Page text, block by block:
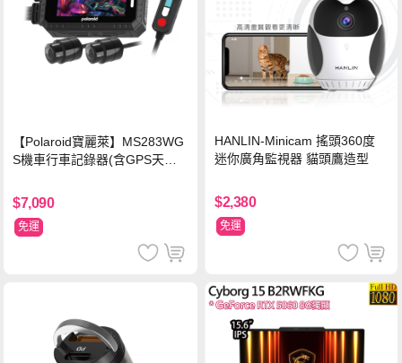
【Polaroid寶麗萊】MS283WG
S機車行車記錄器(含GPS天線)-
新小蜂鷹)
$7,090
免運
HANLIN-Minicam 搖頭360度
迷你廣角監視器 貓頭鷹造型
$2,380
免運